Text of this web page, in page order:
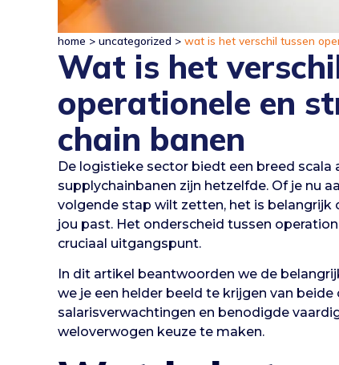
home > uncategorized > wat is het verschil tussen
Wat is het
operationele en
chain banen
De logistieke sector biedt een breed
supplychainbanen zijn hetzelfde. Of je nu
volgende stap wilt zetten, het is
jou past. Het onderscheid tussen
cruciaal uitgangspunt.
In dit artikel beantwoorden we de
we je een helder beeld te krijgen van
salarisverwachtingen en benodigde
weloverwogen keuze te maken.